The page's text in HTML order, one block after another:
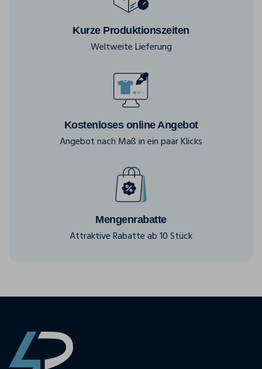
Kurze Produktionszeiten
Weltweite Lieferung
Kostenloses online Angebot
Angebot nach Maß in ein paar Klicks
Mengenrabatte
Attraktive Rabatte ab 10 Stück